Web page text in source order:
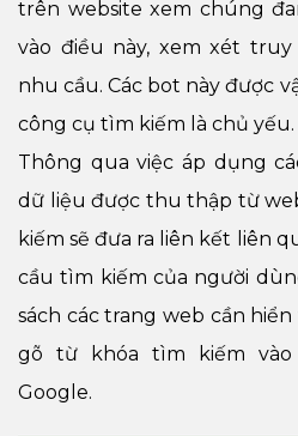
trên website xem chúng
vào điều này, xem xét
nhu cầu. Các bot này được
công cụ tìm kiếm là chủ yếu.
Thông qua việc áp dụng
dữ liệu được thu thập từ
kiếm sẽ đưa ra liên kết liên
cầu tìm kiếm của người
sách các trang web cần
gõ từ khóa tìm kiếm
Google.